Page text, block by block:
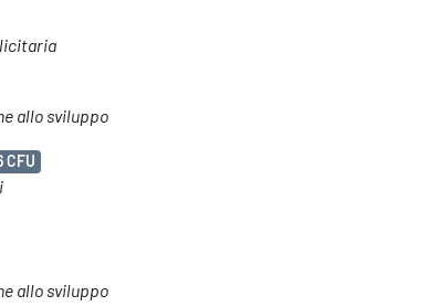
allo sviluppo
CFU
allo sviluppo